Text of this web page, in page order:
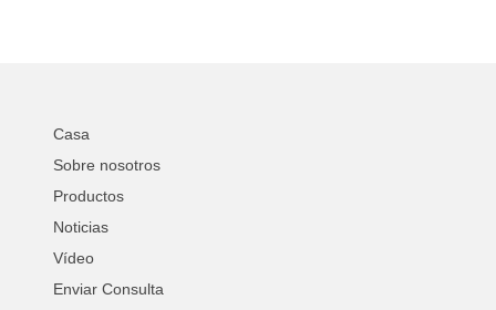
Casa
Sobre nosotros
Productos
Noticias
Vídeo
Enviar Consulta